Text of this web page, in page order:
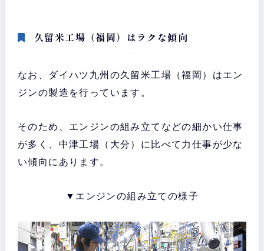
久留米工場（福岡）はラクな傾向
なお、ダイハツ九州の久留米工場（福岡）はエン
ジンの製造を行っています。
そのため、エンジンの組み立てなどの細かい仕事
が多く、中津工場（大分）に比べて力仕事が少な
い傾向にあります。
▼エンジンの組み立ての様子